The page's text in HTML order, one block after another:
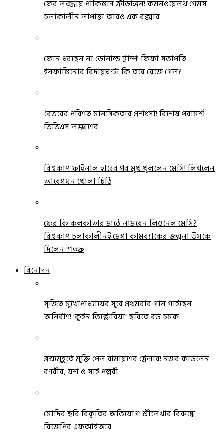
ফের লজ্জায় পাকিস্তান ক্রীড়াঙ্গন! কমনওয়েলথ গেমস
চলাকালীন লাপাত্তা আরও এক বক্সার
ফোন ধরছেন না ডোনাল্ড ট্রাম্প! ফিফা সভাপতি
ইনফান্তিনোর বিদায়ঘণ্টা কি তবে বেজে গেল?
বৈভবের পরিণত মানসিকতার প্রশংসা! বিশেষ পরামর্শ
ভিভিএস লক্ষ্মণের
বিশ্বকাপ ফাইনাল হারের পর মুখ খুললেন মেসি! লিখলেন
আবেগঘন খোলা চিঠি
ফের কি কলকাতার মাঠে নামবেন লিওনেল মেসি?
বিশ্বকাপ চলাকালীনই মেগা কামব্যাকের জল্পনা উসকে
দিলেন শতদ্রু
বিনোদন
সৃজিত মুখোপাধ্যায়ের সুরে প্রথমবার গান গাইছেন
অনির্বাণ! ‘কুইন ভিক্টোরিয়া’ ছবিতে বড় চমক
ব্রহ্মমুহূর্তে মুক্তি পেল রামায়ণের ট্রেলার! নজর কাড়লেন
রণবীর, যশ ও সাই পল্লবী
মোদির ছবি বিকৃতির অভিযোগ! শ্রীলেখার বিরুদ্ধে
বিজেপির এফআইআর